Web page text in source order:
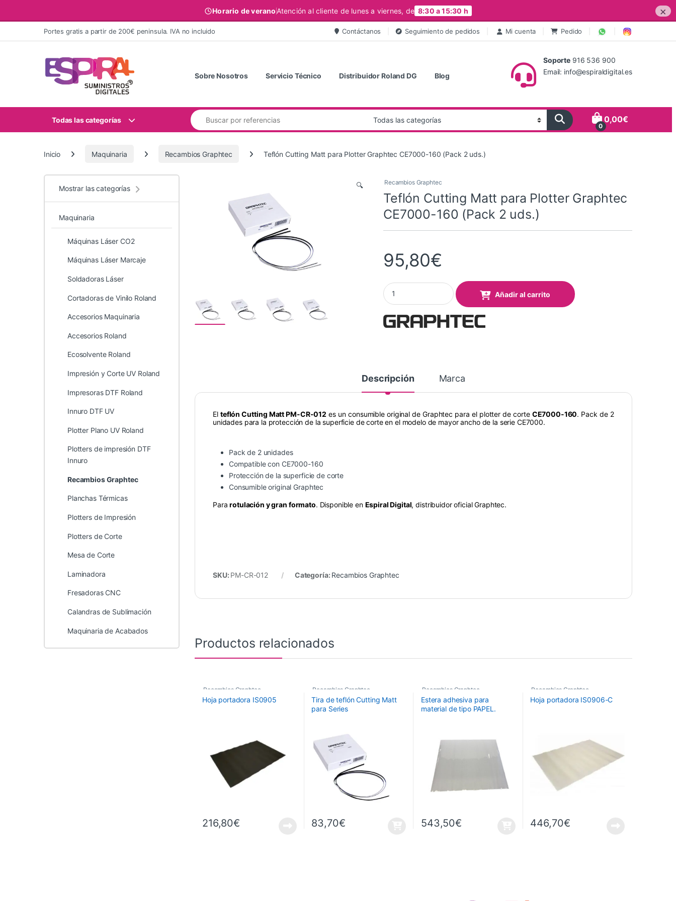
Horario de veranoAtención al cliente de lunes a viernes, de 8:30 a 15:30 h ×
Ir al contenidoPortes gratis a partir de 200€ peninsula. IVA no incluido Contáctanos Seguimiento de pedidos Mi cuenta Pedido
Sobre Nosotros Servicio Técnico Distribuidor Roland DG Blog
Soporte 916 536 900
Email: info@espiraldigital.es
Todas las categorías
Buscar:
0
0,00€
Inicio Maquinaria Recambios Graphtec Teflón Cutting Matt para Plotter Graphtec CE7000-160 (Pack 2 uds.)
🔍 Recambios Graphtec
Teflón Cutting Matt para Plotter Graphtec
CE7000-160 (Pack 2 uds.)
95,80€
Teflón Cutting Matt para Plotter Graphtec CE7000-160 (Pack 2 uds.) quantity
Añadir al carrito
Descripción Marca
El teflón Cutting Matt PM-CR-012 es un consumible original de Graphtec para el plotter de corte CE7000-160. Pack de 2
unidades para la protección de la superficie de corte en el modelo de mayor ancho de la serie CE7000.
Pack de 2 unidades
Compatible con CE7000-160
Protección de la superficie de corte
Consumible original Graphtec
Pararotulación y gran formato. Disponible en Espiral Digital, distribuidor oficial Graphtec.
SKU: PM-CR-012 Categoría: Recambios Graphtec
Productos relacionados
Recambios Graphtec
Hoja portadora IS0905
216,80€
Recambios Graphtec
Tira de teflón Cutting Matt
para Series
83,70€
Recambios Graphtec
Estera adhesiva para
material de tipo PAPEL.
543,50€
Recambios Graphtec
Hoja portadora IS0906-C
446,70€
Mostrar las categorías
Maquinaria
Máquinas Láser CO2
Máquinas Láser Marcaje
Soldadoras Láser
Cortadoras de Vinilo Roland
Accesorios Maquinaria
Accesorios Roland
Ecosolvente Roland
Impresión y Corte UV Roland
Impresoras DTF Roland
Innuro DTF UV
Plotter Plano UV Roland
Plotters de impresión DTF
Innuro
Recambios Graphtec
Planchas Térmicas
Plotters de Impresión
Plotters de Corte
Mesa de Corte
Laminadora
Fresadoras CNC
Calandras de Sublimación
Maquinaria de Acabados